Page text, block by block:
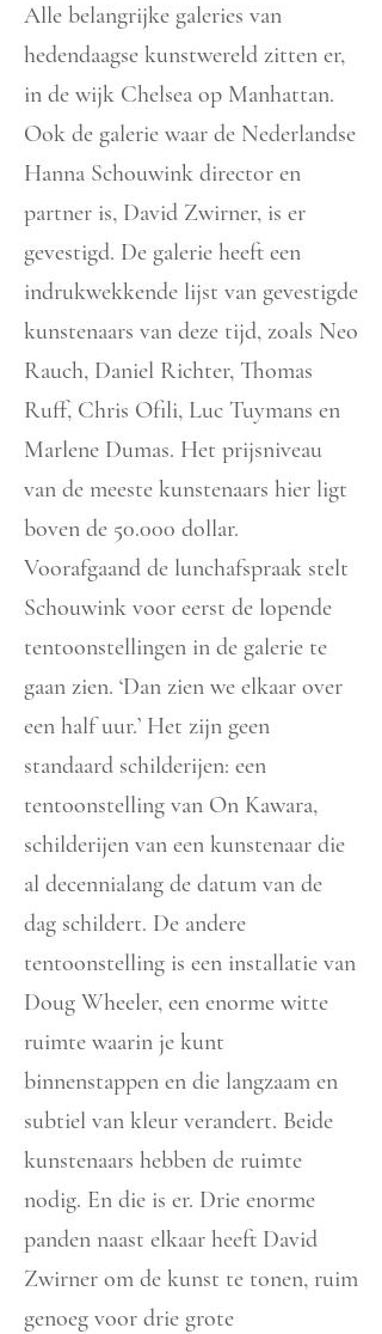
Alle belangrijke galeries van
hedendaagse kunstwereld zitten er,
in de wijk Chelsea op Manhattan.
Ook de galerie waar de Nederlandse
Hanna Schouwink director en
partner is, David Zwirner, is er
gevestigd. De galerie heeft een
indrukwekkende lijst van gevestigde
kunstenaars van deze tijd, zoals Neo
Rauch, Daniel Richter, Thomas
Ruff, Chris Ofili, Luc Tuymans en
Marlene Dumas. Het prijsniveau
van de meeste kunstenaars hier ligt
boven de 50.000 dollar.
Voorafgaand de lunchafspraak stelt
Schouwink voor eerst de lopende
tentoonstellingen in de galerie te
gaan zien. ‘Dan zien we elkaar over
een half uur.’ Het zijn geen
standaard schilderijen: een
tentoonstelling van On Kawara,
schilderijen van een kunstenaar die
al decennialang de datum van de
dag schildert. De andere
tentoonstelling is een installatie van
Doug Wheeler, een enorme witte
ruimte waarin je kunt
binnenstappen en die langzaam en
subtiel van kleur verandert. Beide
kunstenaars hebben de ruimte
nodig. En die is er. Drie enorme
panden naast elkaar heeft David
Zwirner om de kunst te tonen, ruim
genoeg voor drie grote